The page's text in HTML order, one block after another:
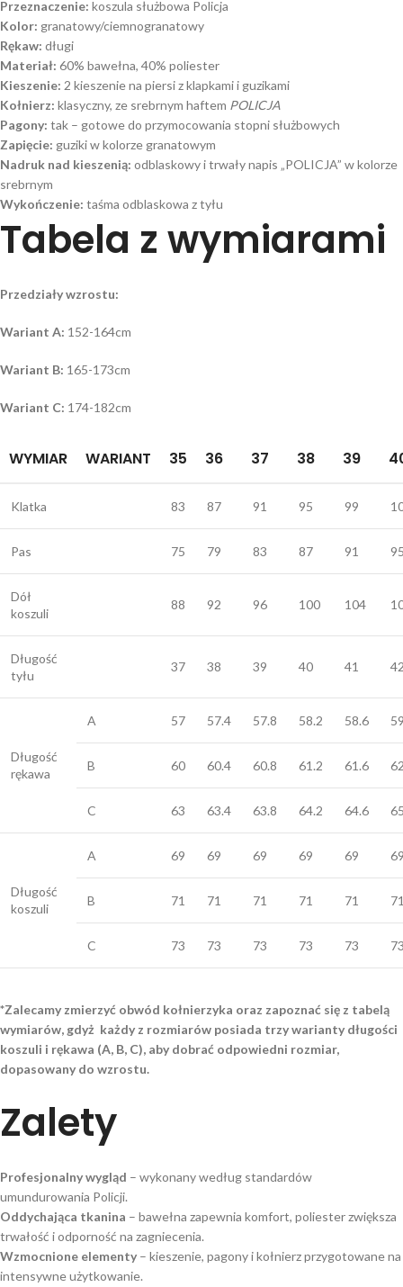
Przeznaczenie: koszula służbowa Policja
Kolor: granatowy/ciemnogranatowy
Rękaw: długi
Materiał: 60% bawełna, 40% poliester
Kieszenie: 2 kieszenie na piersi z klapkami i guzikami
Kołnierz: klasyczny, ze srebrnym haftem POLICJA
Pagony: tak – gotowe do przymocowania stopni służbowych
Zapięcie: guziki w kolorze granatowym
Nadruk nad kieszenią: odblaskowy i trwały napis „POLICJA” w kolorze
srebrnym
Wykończenie: taśma odblaskowa z tyłu
Tabela z wymiarami
Przedziały wzrostu:
Wariant A: 152-164cm
Wariant B: 165-173cm
Wariant C: 174-182cm
WYMIAR WARIANT 35 36 37 38 39
Klatka 83 87 91 95 99
Pas 75 79 83 87 91
Dół
koszuli
88 92 96 100 104
Długość
tyłu
37 38 39 40 41
Długość
rękawa
A 57 57.4 57.8 58.2 58.6
B 60 60.4 60.8 61.2 61.6
C 63 63.4 63.8 64.2 64.6
Długość
koszuli
A 69 69 69 69 69
B 71 71 71 71 71
C 73 73 73 73 73
*Zalecamy zmierzyć obwód kołnierzyka oraz zapoznać się z tabelą
wymiarów, gdyż każdy z rozmiarów posiada trzy warianty długości
koszuli i rękawa (A, B, C), aby dobrać odpowiedni rozmiar,
dopasowany do wzrostu.
Zalety
Profesjonalny wygląd – wykonany według standardów
umundurowania Policji.
Oddychająca tkanina – bawełna zapewnia komfort, poliester zwiększa
trwałość i odporność na zagniecenia.
Wzmocnione elementy – kieszenie, pagony i kołnierz przygotowane na
intensywne użytkowanie.